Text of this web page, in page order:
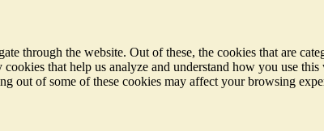
through the website. Out of these, the cookies that are
that help us analyze and understand how you use
out of some of these cookies may affect your browsing